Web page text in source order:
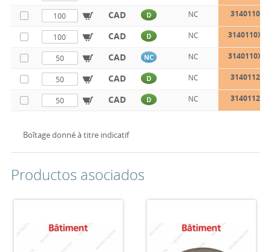
CAD D NC
CAD D NC
CAD NC NC
CAD D NC
CAD D NC
Boîtage donné à titre indicatif
Productos asociados